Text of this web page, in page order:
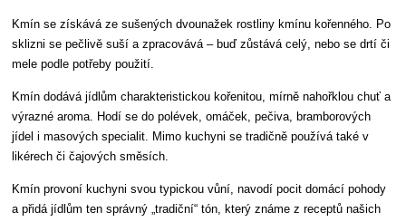
Kmín se získává ze sušených dvounažek rostliny kmínu kořenného. Po
sklizni se pečlivě suší a zpracovává – buď zůstává celý, nebo se drtí či
mele podle potřeby použití.
Kmín dodává jídlům charakteristickou kořenitou, mírně nahořklou chuť a
výrazné aroma. Hodí se do polévek, omáček, pečiva, bramborových
jídel i masových specialit. Mimo kuchyni se tradičně používá také v
likérech či čajových směsích.
Kmín provoní kuchyni svou typickou vůní, navodí pocit domácí pohody
a přidá jídlům ten správný „tradiční“ tón, který známe z receptů našich